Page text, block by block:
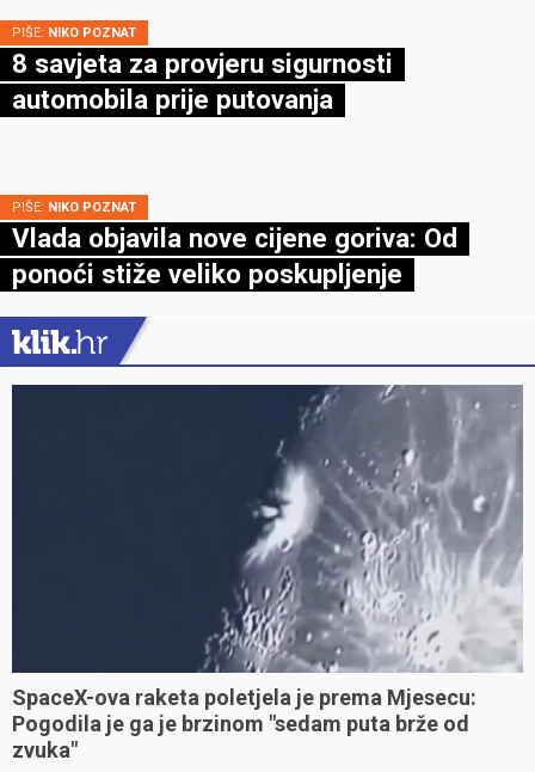
PIŠE: NIKO POZNAT
8 savjeta za provjeru sigurnosti
automobila prije putovanja
PIŠE: NIKO POZNAT
Vlada objavila nove cijene goriva: Od
ponoći stiže veliko poskupljenje
SpaceX-ova raketa poletjela je prema Mjesecu:
Pogodila je ga je brzinom "sedam puta brže od
zvuka"